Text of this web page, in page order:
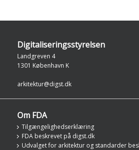
Digitaliseringsstyrelsen
Landgreven 4
1301 København K
arkitektur@digst.dk
Om FDA
Tilgængelighedserklæring
FDA beskrevet på digst.dk
Udvalget for arkitektur og standarder